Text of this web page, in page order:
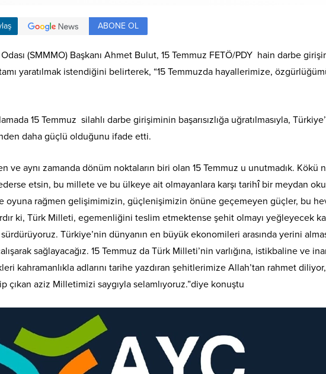
ABONE OL
(SMMMO) Başkanı Ahmet Bulut, 15 Temmuz FETÖ/PDY hain darbe
yaratılmak istendiğini belirterek, “15 Temmuzda hayallerimize,
15 Temmuz silahlı darbe girişiminin başarısızlığa uğratılmasıyla,
daha güçlü olduğunu ifade etti.
ve aynı zamanda dönüm noktaların biri olan 15 Temmuz u unutmadık.
etsin, bu millete ve bu ülkeye ait olmayanlara karşı tarihî bir meydan
oyuna rağmen gelişimimizin, güçlenişimizin önüne geçemeyen güçler, bu
ki, Türk Milleti, egemenliğini teslim etmektense şehit olmayı yeğleyecek
sürdürüyoruz. Türkiye’nin dünyanın en büyük ekonomileri arasında yerini
sağlayacağız. 15 Temmuz da Türk Milleti’nin varlığına, istikbaline ve
kahramanlıkla adlarını tarihe yazdıran şehitlerimize Allah’tan rahmet
çıkan aziz Milletimizi saygıyla selamlıyoruz.”diye konuştu